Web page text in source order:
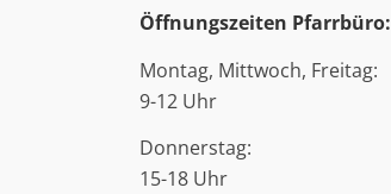
Öffnungszeiten Pfarrbüro:
Montag, Mittwoch, Freitag:
9-12 Uhr
Donnerstag:
15-18 Uhr